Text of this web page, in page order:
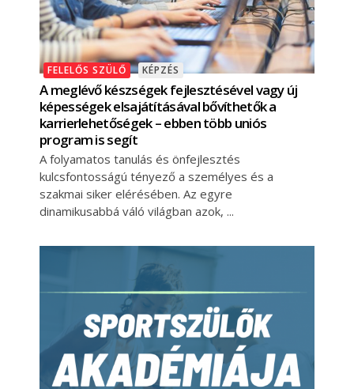
FELELŐS SZÜLŐ KÉPZÉS
A meglévő készségek fejlesztésével vagy új
képességek elsajátításával bővíthetők a
karrierlehetőségek – ebben több uniós
program is segít
A folyamatos tanulás és önfejlesztés
kulcsfontosságú tényező a személyes és a
szakmai siker elérésében. Az egyre
dinamikusabbá váló világban azok,